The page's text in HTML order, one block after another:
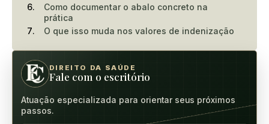
Como documentar o abalo concreto na
prática
O que isso muda nos valores de indenização
DIREITO DA SAÚDE
Fale com o escritório
Atuação especializada para orientar seus próximos
passos.